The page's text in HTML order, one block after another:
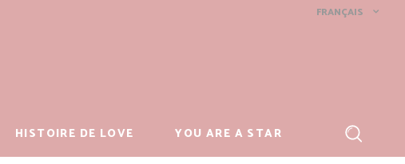
FRANÇAIS
HISTOIRE DE LOVE YOU ARE A STAR